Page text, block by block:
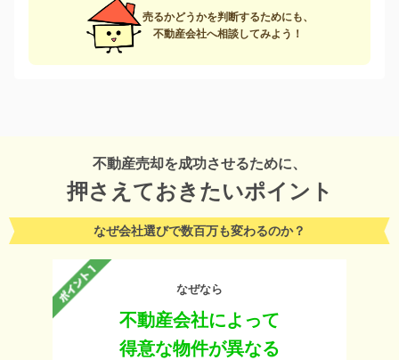
売るかどうかを判断するためにも、
不動産会社へ相談してみよう！
不動産売却を成功させるために、
押さえておきたいポイント
なぜ会社選びで数百万も変わるのか？
なぜなら
不動産会社によって
得意な物件が異なる